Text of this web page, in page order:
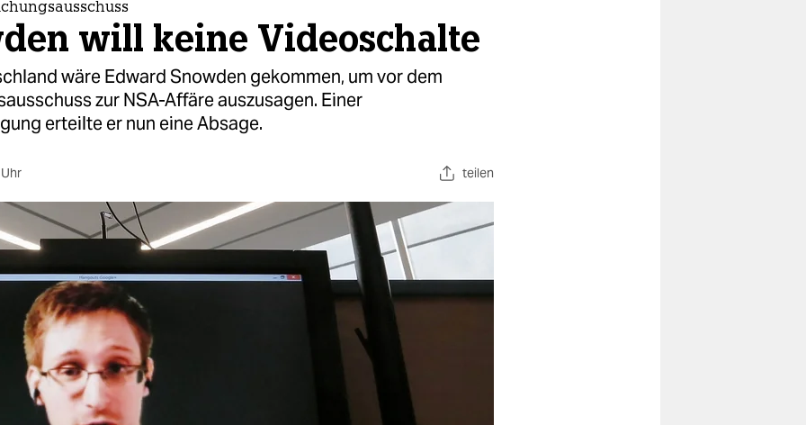
will keine Videoschalte
wäre Edward Snowden gekommen, um vor dem
zur NSA-Affäre auszusagen. Einer
erteilte er nun eine Absage.
teilen